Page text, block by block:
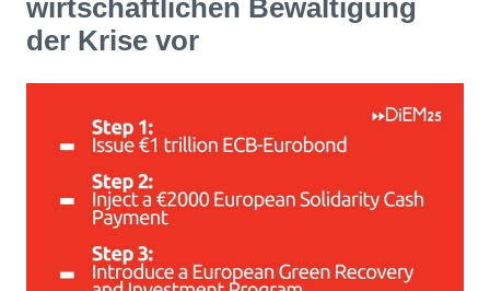
wirtschaftlichen Bewältigung
der Krise vor